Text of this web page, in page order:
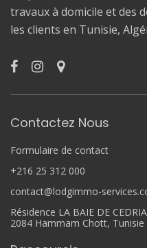
travaux à domicile et des
les clients en Tunisie,
Contactez Nous
Formulaire de contact
+216 25 312 000
contact@lodgimmo-
Résidence LA BAIE DE
2084 Hammam Chott, Tunisie